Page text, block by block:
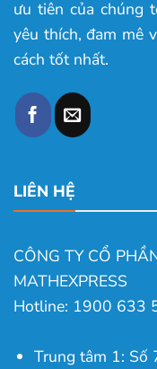
ưu tiên của chúng
yêu thích, đam mê
cách tốt nhất.
LIÊN HỆ
CÔNG TY CỔ
MATHEXPRESS
Hotline: 1900 633
Trung tâm 1: Số